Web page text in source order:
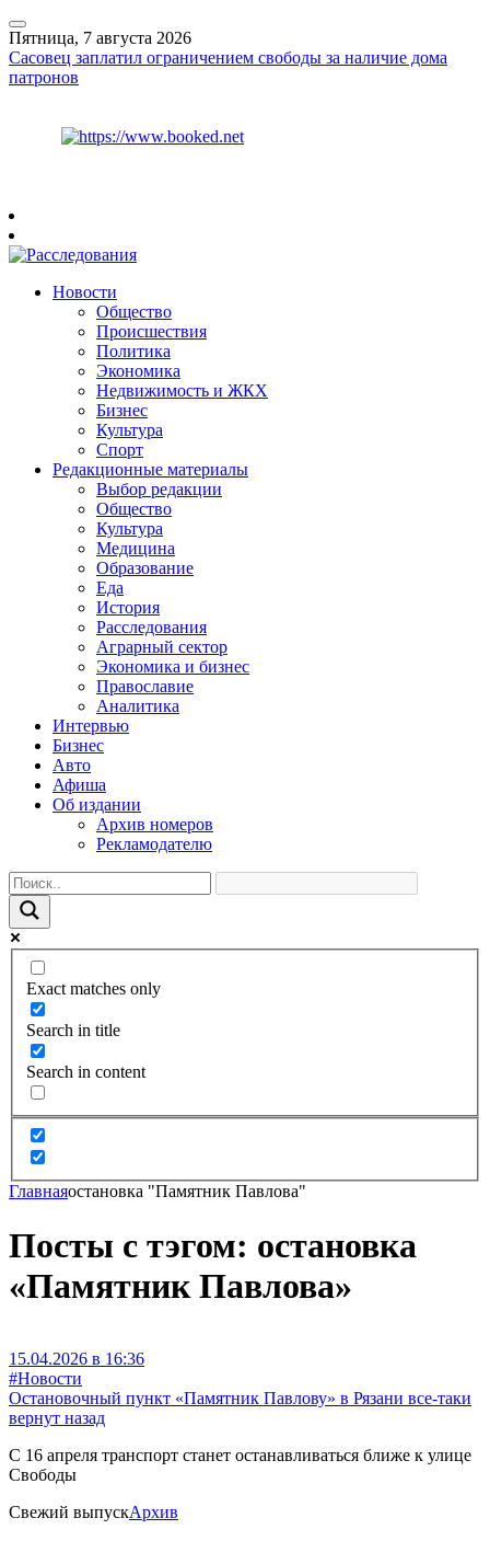
Пятница, 7 августа 2026
Сасовец заплатил ограничением свободы за наличие дома
патронов
Новости
Общество
Происшествия
Политика
Экономика
Недвижимость и ЖКХ
Бизнес
Культура
Спорт
Редакционные материалы
Выбор редакции
Общество
Культура
Медицина
Образование
Еда
История
Расследования
Аграрный сектор
Экономика и бизнес
Православие
Аналитика
Интервью
Бизнес
Авто
Афиша
Об издании
Архив номеров
Рекламодателю
Exact matches only
Search in title
Search in content
Главнаяостановка "Памятник Павлова"
Посты с тэгом: остановка
«Памятник Павлова»
15.04.2026 в 16:36
#Новости
Остановочный пункт «Памятник Павлову» в Рязани все-таки
вернут назад
С 16 апреля транспорт станет останавливаться ближе к улице
Свободы
Свежий выпускАрхив